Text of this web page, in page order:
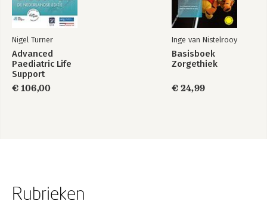
Nigel Turner
Advanced
Paediatric Life
Support
€ 106,00
Inge van Nistelrooy
Basisboek
Zorgethiek
€ 24,99
Rubrieken